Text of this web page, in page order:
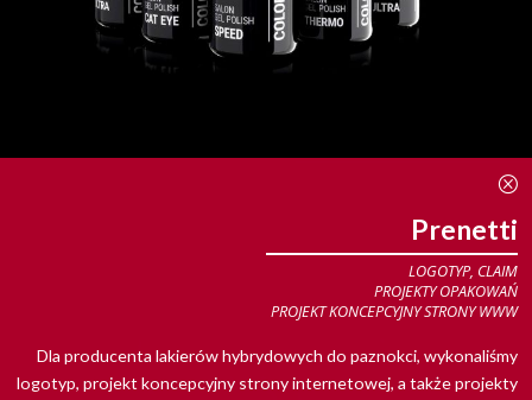
Q
Prenetti
LOGOTYP, CLAIM
PROJEKTY OPAKOWAŃ
PROJEKT KONCEPCYJNY STRONY WWW
Dla producenta lakierów hybrydowych do paznokci, wykonaliśmy
logotyp, projekt koncepcyjny strony internetowej, a także projekty